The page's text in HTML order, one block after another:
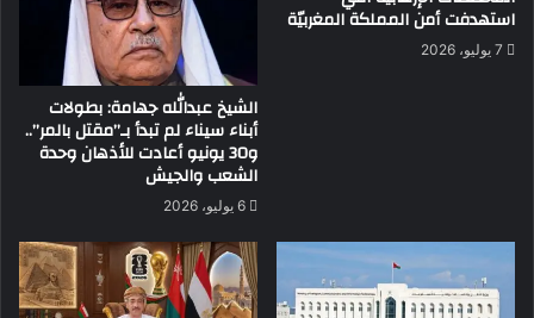
استهدفت أمن المملكة المغربيّة
7 يوليو، 2026
الشيخ عبدالله جهامة: بطولات
أبناء سيناء لم تبدأ بـ”مقتل بالمر”..
و30 يونيو أعادت للأذهان وحدة
الشعب والجيش
6 يوليو، 2026